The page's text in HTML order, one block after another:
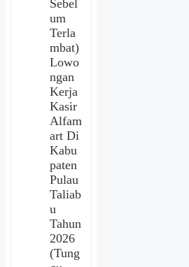
Sebel
um
Terla
mbat)
Lowo
ngan
Kerja
Kasir
Alfam
art Di
Kabu
paten
Pulau
Taliab
u
Tahun
2026
(Tung